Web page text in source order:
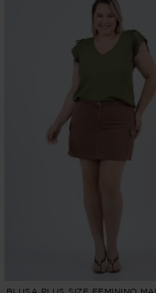
BLUSA PLUS SIZE FEMININO